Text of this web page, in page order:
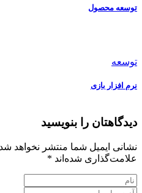
توسعه محصول
توسعه
نرم افزار بازی
دیدگاهتان را بنویسید
نشانی ایمیل شما منتشر نخواهد شد.
علامت‌گذاری شده‌اند*